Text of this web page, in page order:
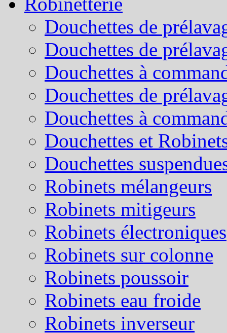
Douchettes de
Douchettes de
Douchettes à
Douchettes de
Douchettes à
Douchettes et
Douchettes
Robinets mélangeurs
Robinets mitigeurs
Robinets électroniques
Robinets sur colonne
Robinets poussoir
Robinets eau froide
Robinets inverseur